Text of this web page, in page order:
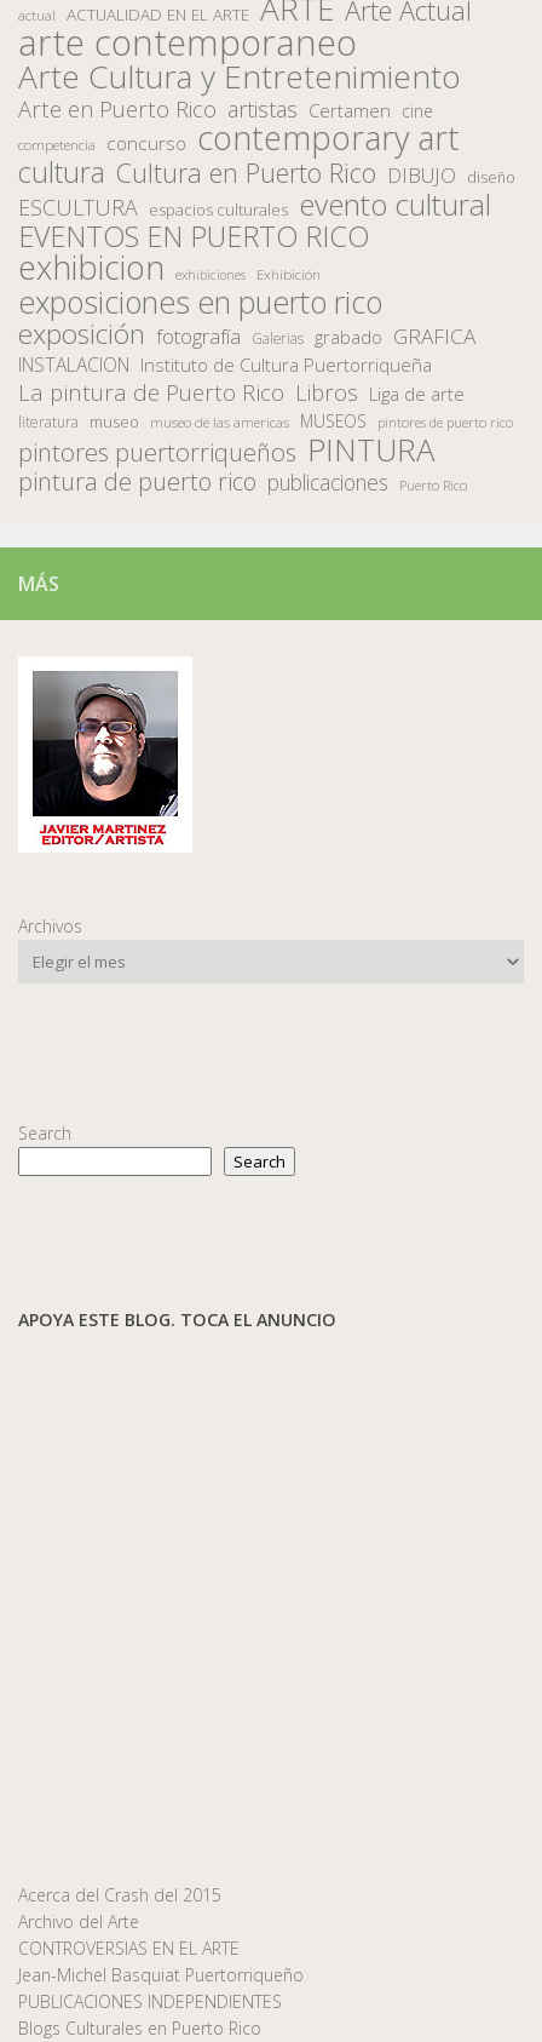
actual ACTUALIDAD EN EL ARTE ARTE Arte Actual
arte contemporaneo
Arte Cultura y Entretenimiento
Arte en Puerto Rico artistas Certamen cine
competencia concurso contemporary art
cultura Cultura en Puerto Rico DIBUJO diseño
ESCULTURA espacios culturales evento cultural
EVENTOS EN PUERTO RICO
exhibicion exhibiciones Exhibición
exposiciones en puerto rico
exposición fotografía Galerias grabado GRAFICA
INSTALACION Instituto de Cultura Puertorriqueña
La pintura de Puerto Rico Libros Liga de arte
literatura museo museo de las americas MUSEOS pintores de puerto rico
pintores puertorriqueños PINTURA
pintura de puerto rico publicaciones Puerto Rico
MÁS
Archivos
Search
Search
APOYA ESTE BLOG. TOCA EL ANUNCIO
Acerca del Crash del 2015
Archivo del Arte
CONTROVERSIAS EN EL ARTE
Jean-Michel Basquiat Puertorriqueño
PUBLICACIONES INDEPENDIENTES
Blogs Culturales en Puerto Rico